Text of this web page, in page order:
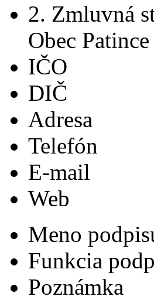
2. Zmluvná
Obec Patince
IČO
DIČ
Adresa
Telefón
E-mail
Web
Meno
Funkcia
Poznámka